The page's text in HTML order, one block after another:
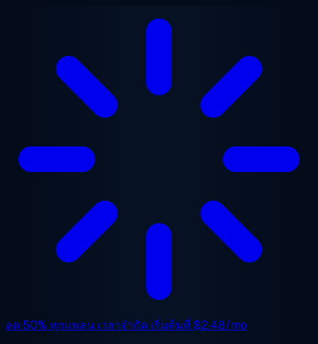
ลด 50% ทุกแพลน เวลาจำกัด เริ่มต้นที่ $2.48/mo